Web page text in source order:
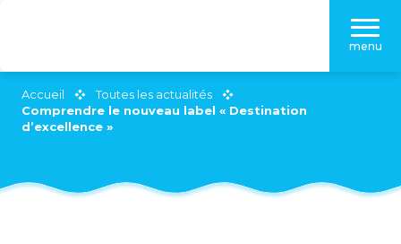
principal
menu
Accueil
Toutes les actualités
Comprendre le nouveau label « Destination
d’excellence »